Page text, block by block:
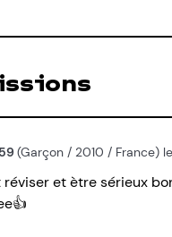
(Garçon / 2010 / France)
réviser et ètre sérieux